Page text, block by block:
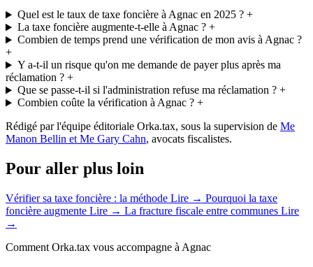
Quel est le taux de taxe foncière à Agnac en 2025 ?+
La taxe foncière augmente-t-elle à Agnac ?+
Combien de temps prend une vérification de mon avis à Agnac ?
+
Y a-t-il un risque qu'on me demande de payer plus après ma
réclamation ? +
Que se passe-t-il si l'administration refuse ma réclamation ?+
Combien coûte la vérification à Agnac ?+
Rédigé par l'équipe éditoriale Orka.tax, sous la supervision de Me
Manon Bellin et Me Gary Cahn, avocats fiscalistes.
Pour aller plus loin
Vérifier sa taxe foncière : la méthode Lire → Pourquoi la taxe
foncière augmente Lire → La fracture fiscale entre communes Lire
→
Comment Orka.tax vous accompagne à Agnac